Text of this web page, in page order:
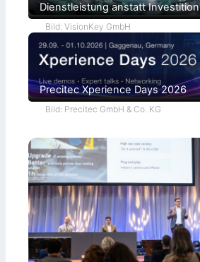
a
Dienstleistung anstatt Investition
Bild: VisionKey GmbH
Precitec Xperience Days 2026
Bild: Precitec GmbH & Co. KG